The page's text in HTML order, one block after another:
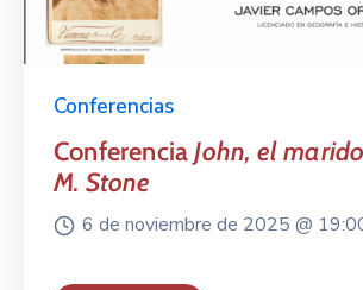
Conferencias
ConferenciaJohn, el
M. Stone
6 de noviembre de 2025 @